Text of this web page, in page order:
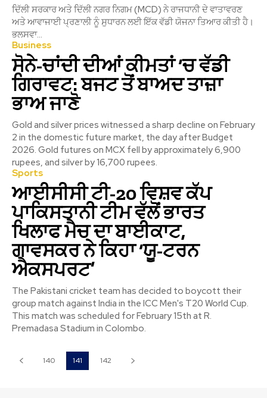
ਦਿੱਲੀ ਸਰਕਾਰ ਅਤੇ ਦਿੱਲੀ ਨਗਰ ਨਿਗਮ (MCD) ਨੇ ਰਾਜਧਾਨੀ ਦੇ ਵਾਤਾਵਰਣ
ਅਤੇ ਆਵਾਜਾਈ ਪ੍ਰਣਾਲੀ ਨੂੰ ਸੁਧਾਰਨ ਲਈ ਇੱਕ ਵੱਡੀ ਯੋਜਨਾ ਤਿਆਰ ਕੀਤੀ ਹੈ।
ਭਲਸਵਾ...
Business
ਸੋਨੇ-ਚਾਂਦੀ ਦੀਆਂ ਕੀਮਤਾਂ ‘ਚ ਵੱਡੀ
ਗਿਰਾਵਟ: ਬਜਟ ਤੋਂ ਬਾਅਦ ਤਾਜ਼ਾ
ਭਾਅ ਜਾਣੋ
Gold and silver prices witnessed a sharp decline on February
2 in the domestic future market, the day after Budget
2026. Gold futures on MCX fell by approximately 6,900
rupees, and silver by 16,700 rupees.
Sports
ਆਈਸੀਸੀ ਟੀ-20 ਵਿਸ਼ਵ ਕੱਪ
ਪਾਕਿਸਤਾਨੀ ਟੀਮ ਵੱਲੋਂ ਭਾਰਤ
ਖਿਲਾਫ ਮੈਚ ਦਾ ਬਾਈਕਾਟ,
ਗਾਵਸਕਰ ਨੇ ਕਿਹਾ ‘ਯੂ-ਟਰਨ
ਐਕਸਪਰਟ’
The Pakistani cricket team has decided to boycott their
group match against India in the ICC Men's T20 World Cup.
This match was scheduled for February 15th at R.
Premadasa Stadium in Colombo.
140 141 142